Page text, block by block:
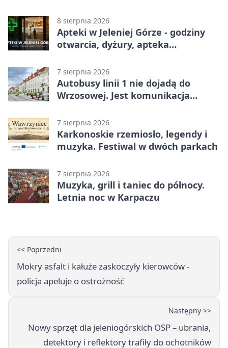
8 sierpnia 2026
Apteki w Jeleniej Górze - godziny
otwarcia, dyżury, apteka
7 sierpnia 2026
Autobusy linii 1 nie dojadą do
Wrzosowej. Jest komunikacja
7 sierpnia 2026
Karkonoskie rzemiosło, legendy i
muzyka. Festiwal w dwóch parkach
7 sierpnia 2026
Muzyka, grill i taniec do północy.
Letnia noc w Karpaczu
<< Poprzedni
Mokry asfalt i kałuże zaskoczyły kierowców -
policja apeluje o ostrożność
Następny >>
Nowy sprzęt dla jeleniogórskich OSP – ubrania,
detektory i reflektory trafiły do ochotników